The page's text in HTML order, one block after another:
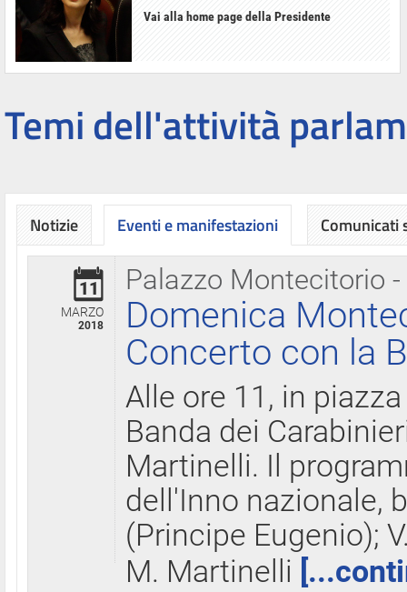
Vai alla home page della Presidente
Temi dell'attività
Notizie Eventi e manifestazioni
Palazzo Montecitorio
11
MARZO
2018
Domenica
Concerto con la
Alle ore 11, in
Banda dei
Martinelli. Il
dell'Inno nazionale,
(Principe Eugenio);
M. Martinelli
Comunicati